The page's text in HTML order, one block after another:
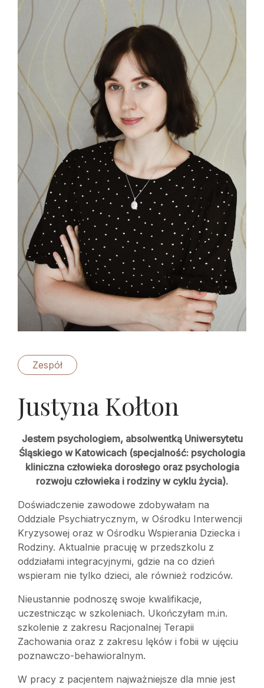
Zespół
Justyna Kołton
Jestem psychologiem, absolwentką Uniwersytetu
Śląskiego w Katowicach (specjalność: psychologia
kliniczna człowieka dorosłego oraz psychologia
rozwoju człowieka i rodziny w cyklu życia).
Doświadczenie zawodowe zdobywałam na
Oddziale Psychiatrycznym, w Ośrodku Interwencji
Kryzysowej oraz w Ośrodku Wspierania Dziecka i
Rodziny. Aktualnie pracuję w przedszkolu z
oddziałami integracyjnymi, gdzie na co dzień
wspieram nie tylko dzieci, ale również rodziców.
Nieustannie podnoszę swoje kwalifikacje,
uczestnicząc w szkoleniach. Ukończyłam m.in.
szkolenie z zakresu Racjonalnej Terapii
Zachowania oraz z zakresu lęków i fobii w ujęciu
poznawczo-behawioralnym.
W pracy z pacjentem najważniejsze dla mnie jest